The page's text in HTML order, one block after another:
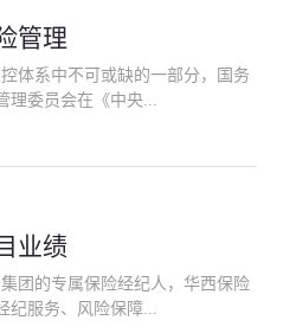
保险经纪服务。
管理
体系中不可或缺的一部分，国务
理委员会在《中央...
提高经营效率；能够为企业提供
范、风险转移到灾后防损、索赔
务，拓展和深化由保险公司提供
业绩
团的专属保险经纪人，华西保险
纪服务、风险保障...